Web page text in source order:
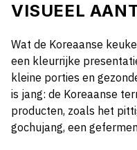
VISUEEL
Wat de Koreaanse
een kleurrijke
kleine porties en
is jang: de Koreaanse
producten, zoals het
gochujang, een